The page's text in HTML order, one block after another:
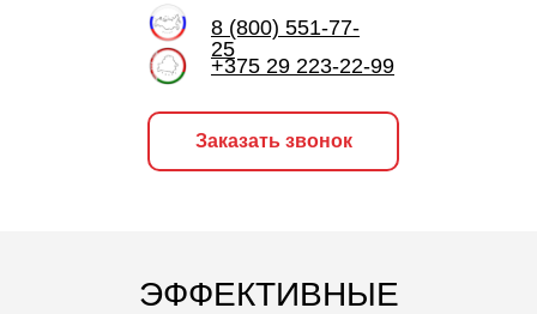
Заказать звонок
8 (800) 551-77-
25
+375 29 223-22-99
ЭФФЕКТИВНЫЕ